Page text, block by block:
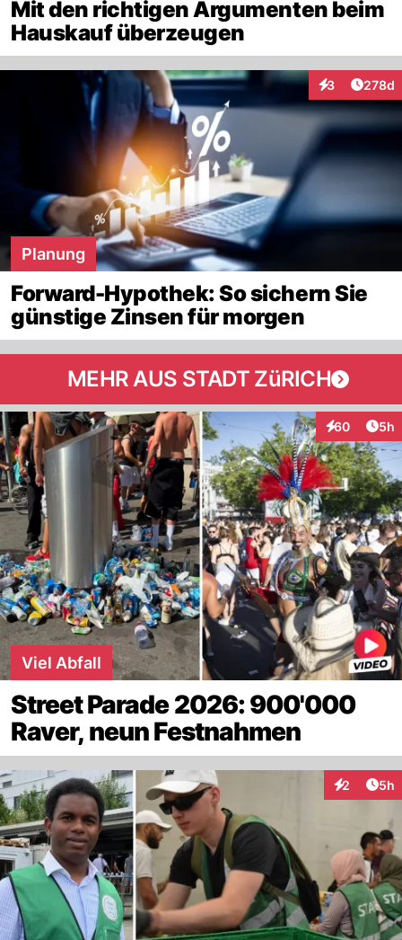
Mit den richtigen Argumenten beim
Hauskauf überzeugen
3
Interaktionen
278d
Planung
Forward-Hypothek: So sichern Sie
günstige Zinsen für morgen
MEHR AUS STADT ZüRICH
60
Interaktionen
5h
Viel Abfall
Street Parade 2026: 900'000
Raver, neun Festnahmen
2 5h